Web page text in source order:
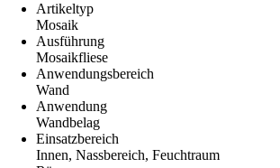
Artikeltyp
Mosaik
Ausführung
Mosaikfliese
Anwendungsbereich
Wand
Anwendung
Wandbelag
Einsatzbereich
Innen, Nassbereich, Feuchtraum